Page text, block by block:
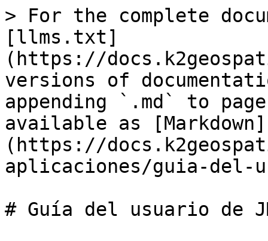
> For the complete
[llms.txt]
(https://
versions of
appending `.md` to
available as [Markdown]
(https://
aplicaciones/guia-del-
# Guía del usuario de